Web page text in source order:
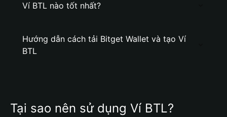
Ví BTL nào tốt nhất?
Hướng dẫn cách tải Bitget Wallet và tạo Ví
BTL
Tại sao nên sử dụng Ví BTL?